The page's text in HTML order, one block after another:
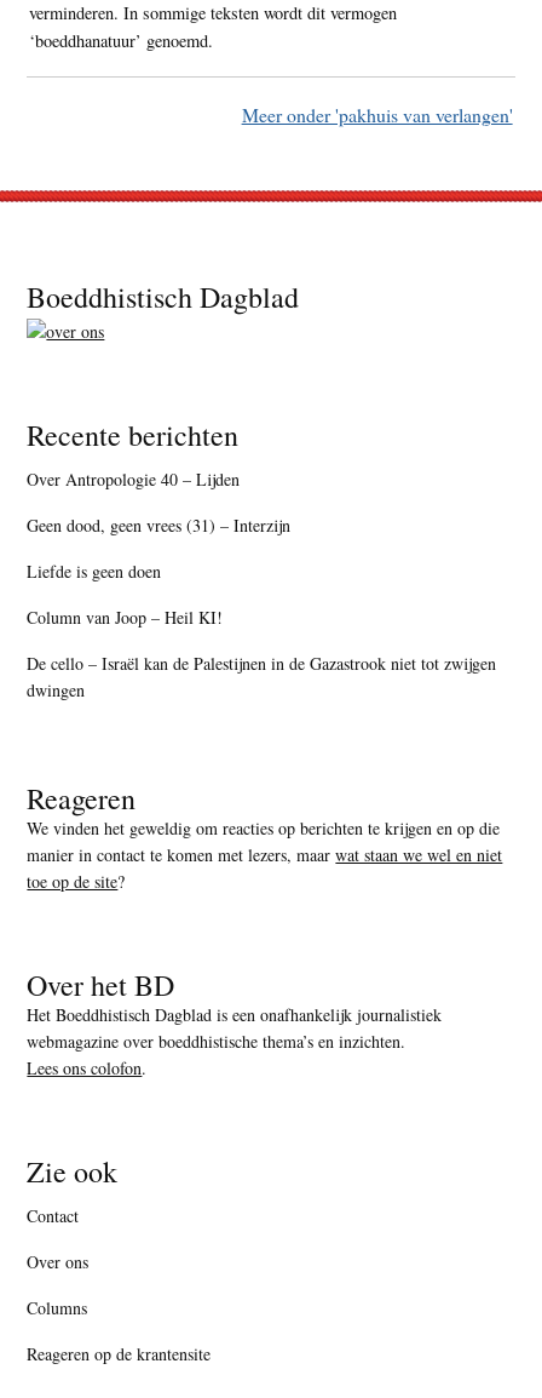
verminderen. In sommige teksten wordt dit vermogen
‘boeddhanatuur’ genoemd.
Meer onder 'pakhuis van verlangen'
Footer
Boeddhistisch Dagblad
Recente berichten
Over Antropologie 40 – Lijden
Geen dood, geen vrees (31) – Interzijn
Liefde is geen doen
Column van Joop – Heil KI!
De cello – Israël kan de Palestijnen in de Gazastrook niet tot zwijgen
dwingen
Reageren
We vinden het geweldig om reacties op berichten te krijgen en op die
manier in contact te komen met lezers, maarwat staan we wel en niet
toe op de site?
Over het BD
Het Boeddhistisch Dagblad is een onafhankelijk journalistiek
webmagazine over boeddhistische thema’s en inzichten.
Lees ons colofon.
Zie ook
Contact
Over ons
Columns
Reageren op de krantensite